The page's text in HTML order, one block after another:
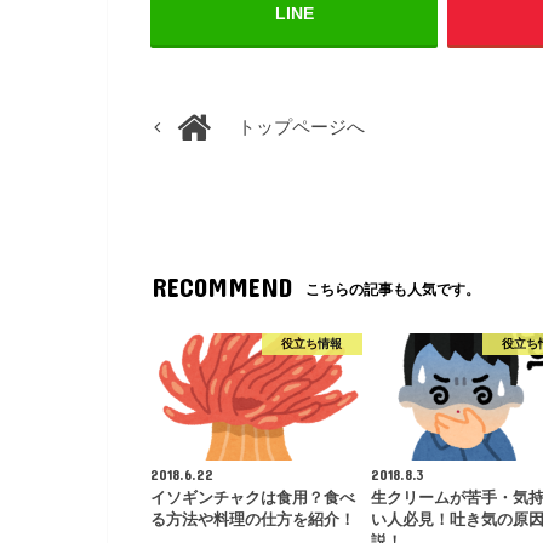
LINE
トップページへ
RECOMMEND こちらの記事も人気です。
役立ち情報
2018.6.22
イソギンチャクは食用？食べ
る方法や料理の仕方を紹介！
役立ち
2018.8.3
生クリームが苦手・気
い人必見！吐き気の原